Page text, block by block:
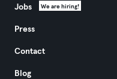
Jobs We are hiring!
Press
Contact
Blog